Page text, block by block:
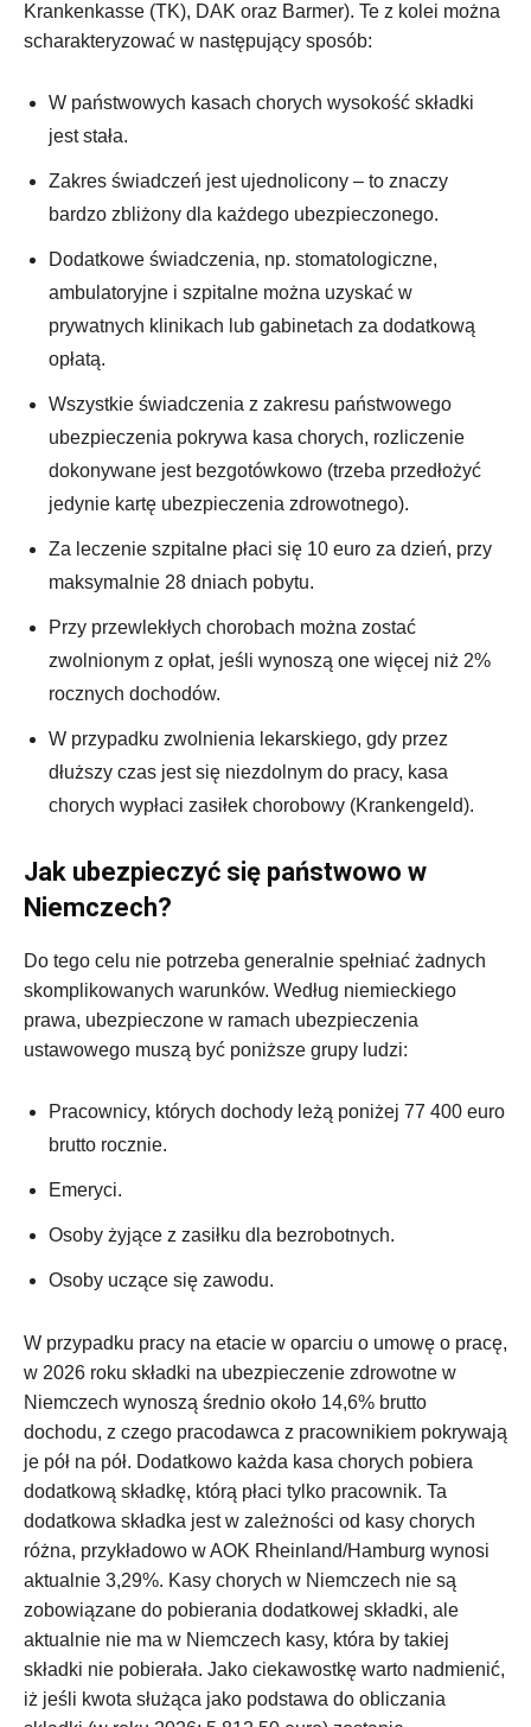
Krankenkasse (TK), DAK oraz Barmer). Te z kolei można
scharakteryzować w następujący sposób:
W państwowych kasach chorych wysokość składki
jest stała.
Zakres świadczeń jest ujednolicony – to znaczy
bardzo zbliżony dla każdego ubezpieczonego.
Dodatkowe świadczenia, np. stomatologiczne,
ambulatoryjne i szpitalne można uzyskać w
prywatnych klinikach lub gabinetach za dodatkową
opłatą.
Wszystkie świadczenia z zakresu państwowego
ubezpieczenia pokrywa kasa chorych, rozliczenie
dokonywane jest bezgotówkowo (trzeba przedłożyć
jedynie kartę ubezpieczenia zdrowotnego).
Za leczenie szpitalne płaci się 10 euro za dzień, przy
maksymalnie 28 dniach pobytu.
Przy przewlekłych chorobach można zostać
zwolnionym z opłat, jeśli wynoszą one więcej niż 2%
rocznych dochodów.
W przypadku zwolnienia lekarskiego, gdy przez
dłuższy czas jest się niezdolnym do pracy, kasa
chorych wypłaci zasiłek chorobowy (Krankengeld).
Jak ubezpieczyć się państwowo w
Niemczech?
Do tego celu nie potrzeba generalnie spełniać żadnych
skomplikowanych warunków. Według niemieckiego
prawa, ubezpieczone w ramach ubezpieczenia
ustawowego muszą być poniższe grupy ludzi:
Pracownicy, których dochody leżą poniżej 77 400 euro
brutto rocznie.
Emeryci.
Osoby żyjące z zasiłku dla bezrobotnych.
Osoby uczące się zawodu.
W przypadku pracy na etacie w oparciu o umowę o pracę,
w 2026 roku składki na ubezpieczenie zdrowotne w
Niemczech wynoszą średnio około 14,6% brutto
dochodu, z czego pracodawca z pracownikiem pokrywają
je pół na pół. Dodatkowo każda kasa chorych pobiera
dodatkową składkę, którą płaci tylko pracownik. Ta
dodatkowa składka jest w zależności od kasy chorych
różna, przykładowo w AOK Rheinland/Hamburg wynosi
aktualnie 3,29%. Kasy chorych w Niemczech nie są
zobowiązane do pobierania dodatkowej składki, ale
aktualnie nie ma w Niemczech kasy, która by takiej
składki nie pobierała. Jako ciekawostkę warto nadmienić,
iż jeśli kwota służąca jako podstawa do obliczania